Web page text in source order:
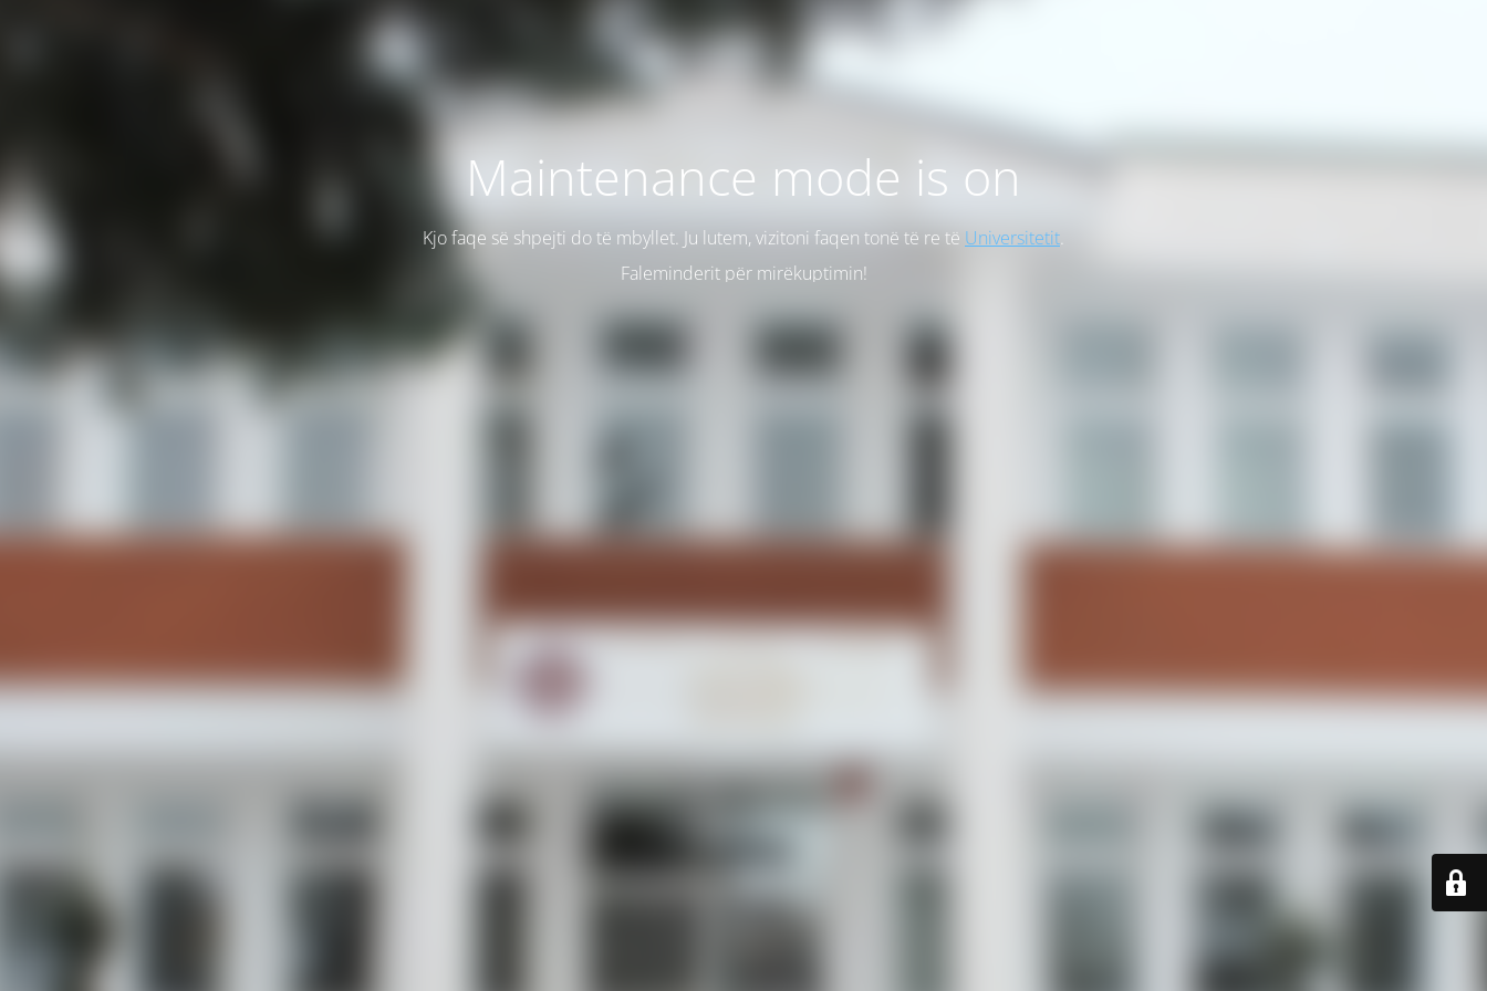
Maintenance mode is on
Kjo faqe së shpejti do të mbyllet. Ju lutem, vizitoni faqen tonë të re të Universitetit.
Faleminderit për mirëkuptimin!